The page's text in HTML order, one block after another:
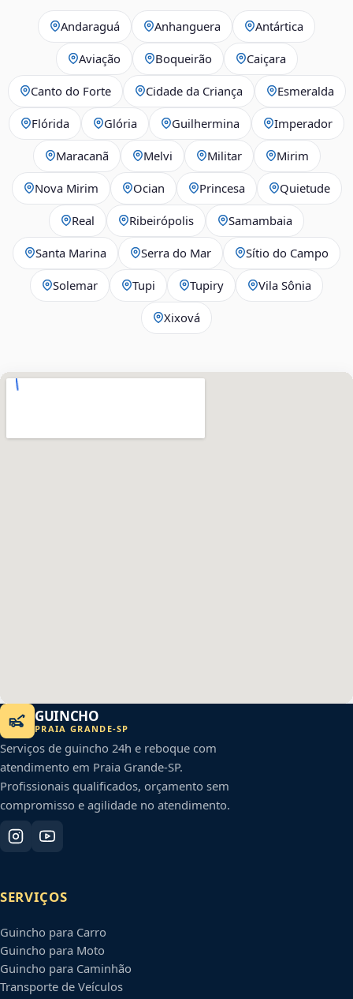
Andaraguá Anhanguera Antártica
Aviação Boqueirão Caiçara
Canto do Forte Cidade da Criança Esmeralda
Flórida Glória Guilhermina Imperador
Maracanã Melvi Militar Mirim
Nova Mirim Ocian Princesa Quietude
Real Ribeirópolis Samambaia
Santa Marina Serra do Mar Sítio do Campo
Solemar Tupi Tupiry Vila Sônia
Xixová
GUINCHO
PRAIA GRANDE-SP
Serviços de guincho 24h e reboque com
atendimento em Praia Grande-SP.
Profissionais qualificados, orçamento sem
compromisso e agilidade no atendimento.
SERVIÇOS
Guincho para Carro
Guincho para Moto
Guincho para Caminhão
Transporte de Veículos